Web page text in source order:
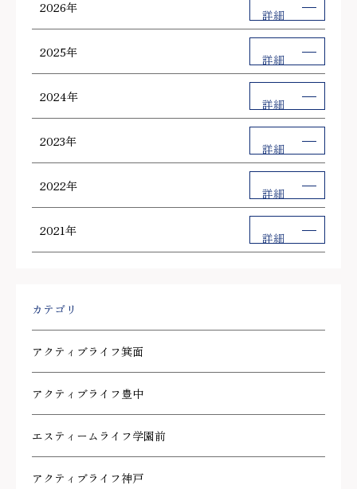
2026年 詳細
2025年 詳細
2024年 詳細
2023年 詳細
2022年 詳細
2021年 詳細
カテゴリ
アクティブライフ箕面
アクティブライフ豊中
エスティームライフ学園前
アクティブライフ神戸